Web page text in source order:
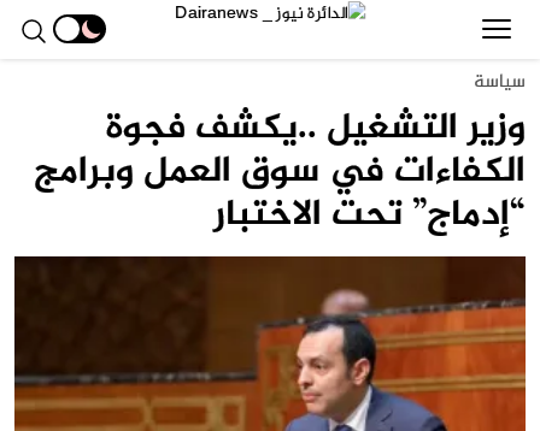
سياسة
وزير التشغيل ..يكشف فجوة
الكفاءات في سوق العمل وبرامج
“إدماج” تحت الاختبار